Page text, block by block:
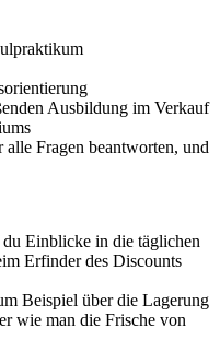
Ausbildung im Verkauf
alle Fragen beantworten, und
Einblicke in die täglichen
Erfinder des Discounts
Beispiel über die Lagerung
wie man die Frische von